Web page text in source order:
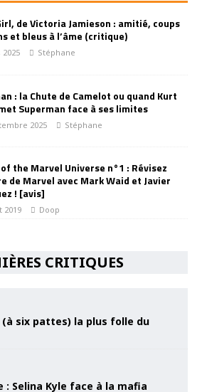
de Victoria Jamieson : amitié, coups
et bleus à l’âme (critique)
Stéphane
: la Chute de Camelot ou quand Kurt
Superman face à ses limites
2025 Stéphane
the Marvel Universe n°1 : Révisez
de Marvel avec Mark Waid et Javier
! [avis]
2019 Doop
CRITIQUES
(à six pattes) la plus folle du
: Selina Kyle face à la mafia